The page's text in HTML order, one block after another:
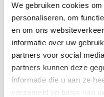
We gebruiken cookies
personaliseren, om
en om ons
informatie over uw
partners voor social
partners kunnen deze
informatie die u aan ze
verzameld op basis van
Hoe kwetsbaar is
stroomuitval?
Een stroomstoring komt
impact enorm zijn.